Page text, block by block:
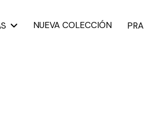
NUEVA COLECCIÓN